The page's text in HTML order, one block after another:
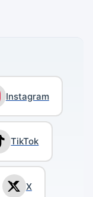
Instagram
TikTok
X